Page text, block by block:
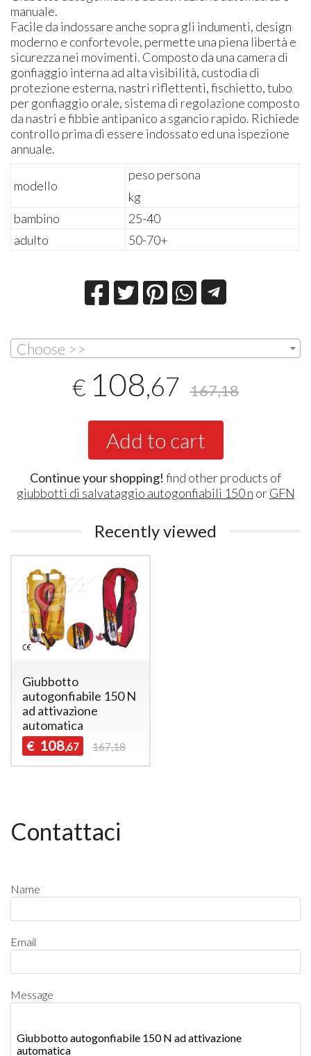
manuale.
Facile da indossare anche sopra gli indumenti, design
moderno e confortevole, permette una piena libertà e
sicurezza nei movimenti. Composto da una camera di
gonfiaggio interna ad alta visibilità, custodia di
protezione esterna, nastri riflettenti, fischietto, tubo
per gonfiaggio orale, sistema di regolazione composto
da nastri e fibbie antipanico a sgancio rapido. Richiede
controllo prima di essere indossato ed una ispezione
annuale.
modello
peso persona
kg
bambino
25-40
adulto
50-70+
Choose >>
€ 108,67 167,18
Add to cart
Continue your shopping! find other products of
giubbotti di salvataggio autogonfiabili 150 n orGFN
Recently viewed
Giubbotto
autogonfiabile 150 N
ad attivazione
automatica
€ 108,67 167,18
Contattaci
Name
Email
Message